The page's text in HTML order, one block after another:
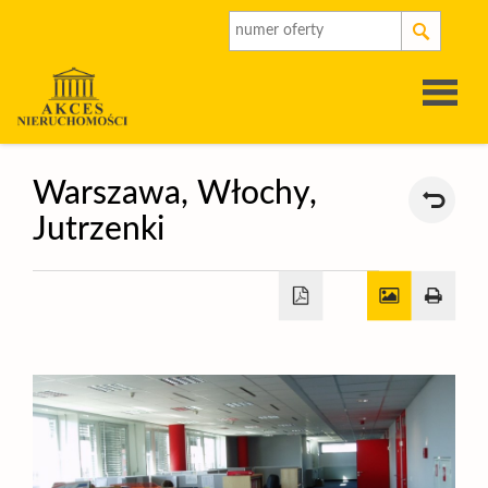
firmie
Oferty
Warszawa, Włochy,
Jutrzenki